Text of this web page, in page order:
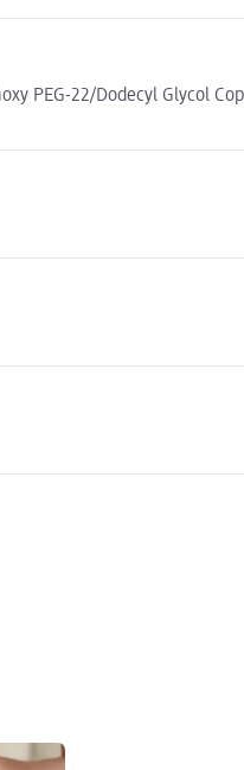
PEG-22/Dodecyl Glycol